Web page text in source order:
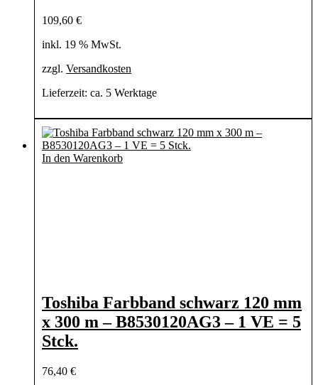
109,60 €
inkl. 19 % MwSt.
zzgl. Versandkosten
Lieferzeit: ca. 5 Werktage
In den Warenkorb
Toshiba Farbband schwarz 120 mm
x 300 m – B8530120AG3 – 1 VE = 5
Stck.
76,40 €